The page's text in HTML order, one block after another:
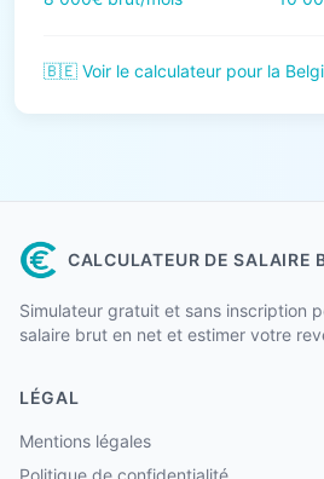
🇧🇪 Voir le calculateur pour la
CALCULATEUR DE SALAIRE
Simulateur gratuit et sans inscription
salaire brut en net et estimer votre
LÉGAL
Mentions légales
Politique de confidentialité